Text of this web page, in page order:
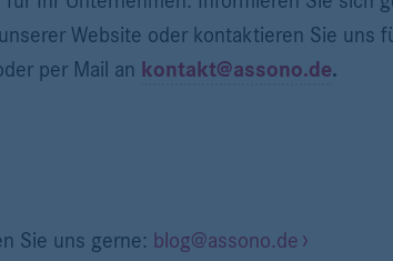
Website oder kontaktieren Sie uns
per Mail an kontakt@assono.de.
Sie uns gerne: blog@assono.de